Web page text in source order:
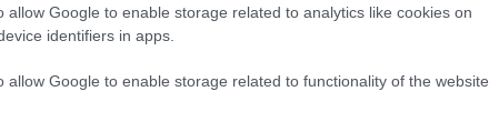
allow Google to enable storage related to analytics like cookies on
identifiers in apps.
allow Google to enable storage related to functionality of the website
quiaffiche son optimisme, le Premier ministre